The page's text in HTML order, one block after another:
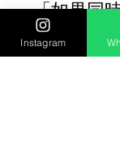
「如果同
擇第二個
動機與長
Instagram